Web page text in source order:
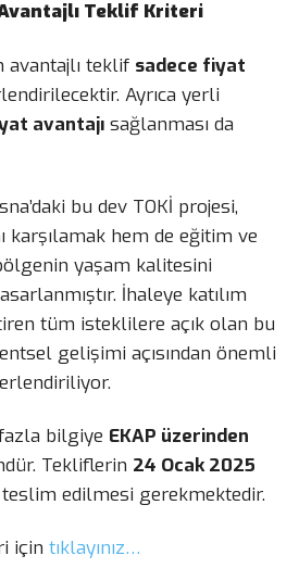
Teklif Kriteri
avantajlı teklif sadece fiyat
Ayrıca yerli
avantajı sağlanması da
bu dev TOKİ projesi,
karşılamak hem de eğitim ve
yaşam kalitesini
İhaleye katılım
tüm isteklilere açık olan bu
gelişimi açısından önemli
bilgiye EKAP üzerinden
Tekliflerin 24 Ocak 2025
teslim edilmesi gerekmektedir.
için tıklayınız…